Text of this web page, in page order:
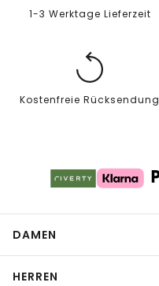
1-3 Werktage Lieferzeit
Kostenfreie Rücksendung
DAMEN
HERREN